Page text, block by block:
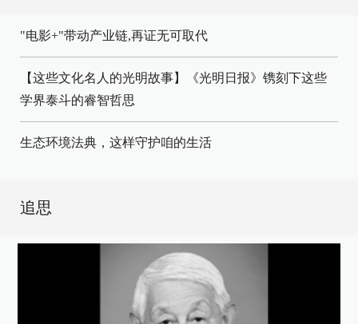
"电影+"带动产业链,再证无可取代
【这些文化名人的光明故事】《光明日报》镌刻下这些
学界泰斗的睿智哲思
生态环境法典，这样守护咱的生活
追思